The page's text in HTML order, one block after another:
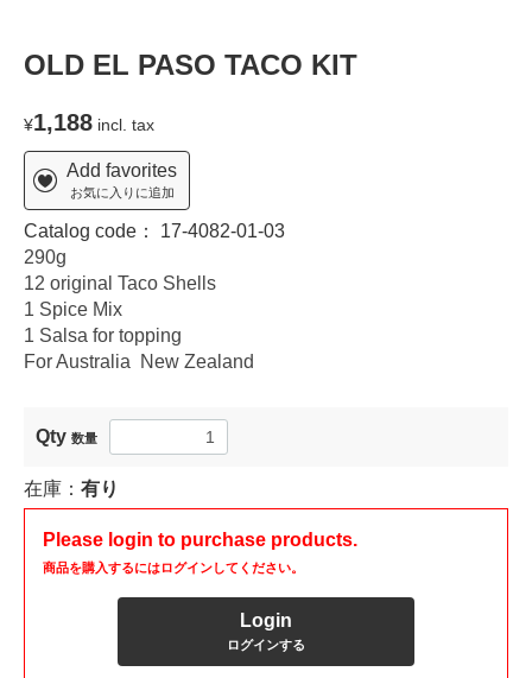
OLD EL PASO TACO KIT
¥1,188 incl. tax
Add favorites
お気に入りに追加
Catalog code： 17-4082-01-03
290g
12 original Taco Shells
1 Spice Mix
1 Salsa for topping
For Australia New Zealand
Qty 数量
在庫： 有り
Please login to purchase products.
商品を購入するにはログインしてください。
Login
ログインする